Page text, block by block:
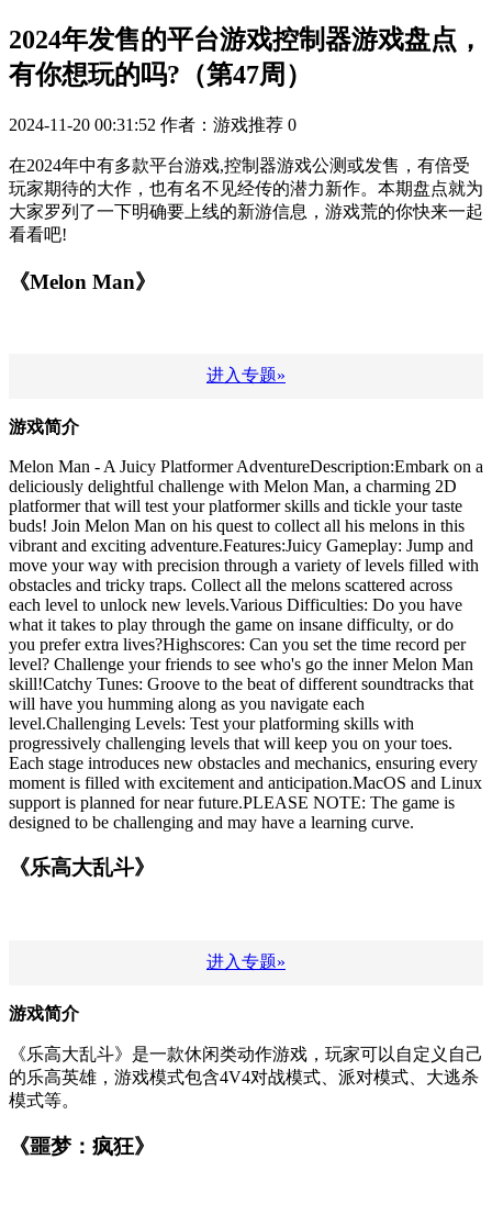
2024年发售的平台游戏控制器游戏盘点，
有你想玩的吗?（第47周）
2024-11-20 00:31:52 作者：游戏推荐 0
在2024年中有多款平台游戏,控制器游戏公测或发售，有倍受
玩家期待的大作，也有名不见经传的潜力新作。本期盘点就为
大家罗列了一下明确要上线的新游信息，游戏荒的你快来一起
看看吧!
《Melon Man》
进入专题»
游戏简介
Melon Man - A Juicy Platformer AdventureDescription:Embark on a
deliciously delightful challenge with Melon Man, a charming 2D
platformer that will test your platformer skills and tickle your taste
buds! Join Melon Man on his quest to collect all his melons in this
vibrant and exciting adventure.Features:Juicy Gameplay: Jump and
move your way with precision through a variety of levels filled with
obstacles and tricky traps. Collect all the melons scattered across
each level to unlock new levels.Various Difficulties: Do you have
what it takes to play through the game on insane difficulty, or do
you prefer extra lives?Highscores: Can you set the time record per
level? Challenge your friends to see who's go the inner Melon Man
skill!Catchy Tunes: Groove to the beat of different soundtracks that
will have you humming along as you navigate each
level.Challenging Levels: Test your platforming skills with
progressively challenging levels that will keep you on your toes.
Each stage introduces new obstacles and mechanics, ensuring every
moment is filled with excitement and anticipation.MacOS and Linux
support is planned for near future.PLEASE NOTE: The game is
designed to be challenging and may have a learning curve.
《乐高大乱斗》
进入专题»
游戏简介
《乐高大乱斗》是一款休闲类动作游戏，玩家可以自定义自己
的乐高英雄，游戏模式包含4V4对战模式、派对模式、大逃杀
模式等。
《噩梦：疯狂》